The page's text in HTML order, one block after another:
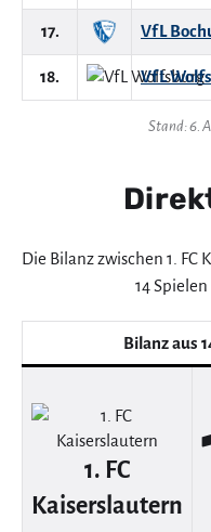
17. VfL
18. VfL
Stand: 6.
Die Bilanz zwischen 1. FC
14
Bilanz aus
1. FC
Kaiserslautern